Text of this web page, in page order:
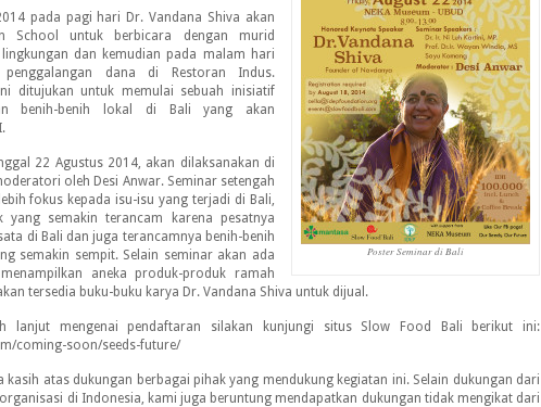
Poster Seminar di Bali
pada pagi hari Dr. Vandana Shiva akan
School untuk berbicara dengan murid
dan kemudian pada malam hari
dana di Restoran Indus.
ditujukan untuk memulai sebuah inisiatif
benih-benih lokal di Bali yang akan
22 Agustus 2014, akan dilaksanakan di
oleh Desi Anwar. Seminar setengah
fokus kepada isu-isu yang terjadi di Bali,
yang semakin terancam karena pesatnya
di Bali dan juga terancamnya benih-benih
semakin sempit. Selain seminar akan ada
aneka produk-produk ramah
tersedia buku-buku karya Dr. Vandana Shiva untuk dijual.
lanjut mengenai pendaftaran silakan kunjungi situs Slow Food Bali berikut ini:
coming-soon/seeds-future/
kasih atas dukungan berbagai pihak yang mendukung kegiatan ini. Selain dukungan dari
di Indonesia, kami juga beruntung mendapatkan dukungan tidak mengikat dari